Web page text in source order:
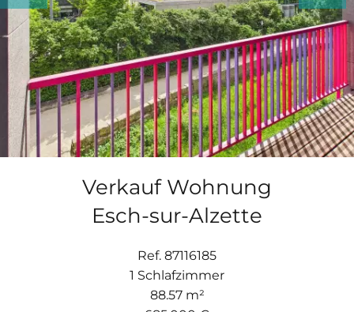
Verkauf Wohnung
Esch-sur-Alzette
Ref. 87116185
1 Schlafzimmer
88.57 m²